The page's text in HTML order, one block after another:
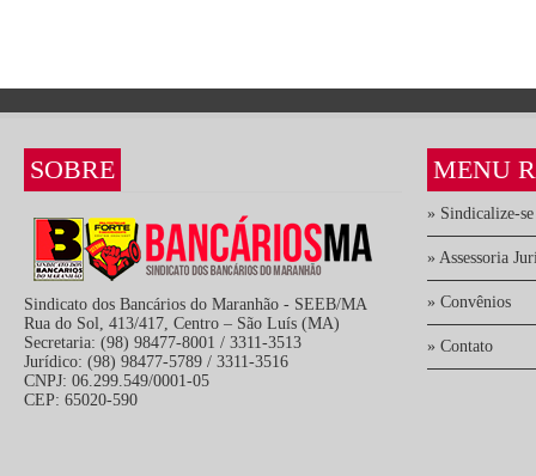
SOBRE
Sindicato dos Bancários do Maranhão - SEEB/MA
Rua do Sol, 413/417, Centro – São Luís (MA)
Secretaria: (98) 98477-8001 / 3311-3513
Jurídico: (98) 98477-5789 / 3311-3516
CNPJ: 06.299.549/0001-05
CEP: 65020-590
MENU
» Sindicalize-se
» Assessoria
» Convênios
» Contato